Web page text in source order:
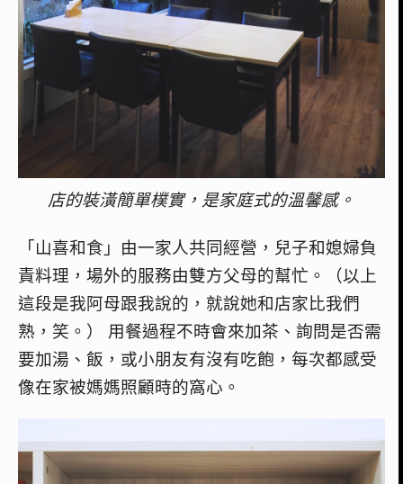
店的裝潢簡單樸實，是家庭式的溫馨感。
「山喜和食」由一家人共同經營，兒子和媳婦負
責料理，場外的服務由雙方父母的幫忙。（以上
這段是我阿母跟我說的，就說她和店家比我們
熟，笑。） 用餐過程不時會來加茶、詢問是否需
要加湯、飯，或小朋友有沒有吃飽，每次都感受
像在家被媽媽照顧時的窩心。